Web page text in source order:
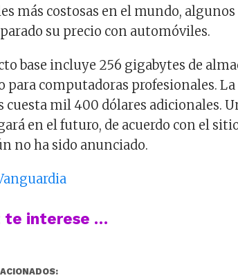
más costosas en el mundo,
su precio con automóviles.
base incluye 256 gigabytes de
para computadoras profesionales.
cuesta mil 400 dólares adicionales.
en el futuro, de acuerdo con el
no ha sido anunciado.
te interese …